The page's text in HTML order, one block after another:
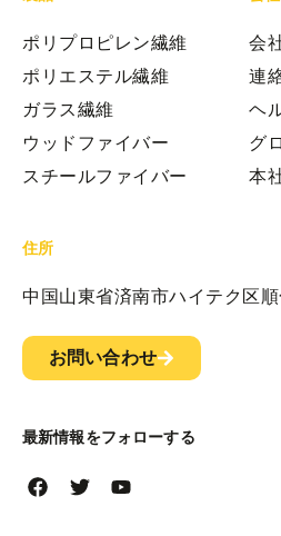
ポリプロピレン繊維
ポリエステル繊維
ガラス繊維
ウッドファイバー
スチールファイバー
会
連
ヘ
グ
本
住所
中国山東省済南市ハイテク区
お問い合わせ
最新情報をフォローする